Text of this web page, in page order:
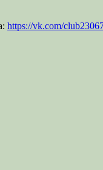
https://vk.com/